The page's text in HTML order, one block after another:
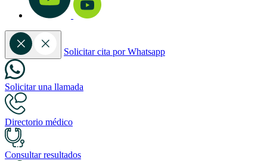
Solicitar cita por Whatsapp
Solicitar una llamada
Directorio médico
Consultar resultados